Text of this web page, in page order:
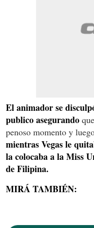
El animador se
publico asegurando
penoso momento y
mientras Vegas le
la colocaba a la Miss
de Filipina.
MIRÁ TAMBIÉN: